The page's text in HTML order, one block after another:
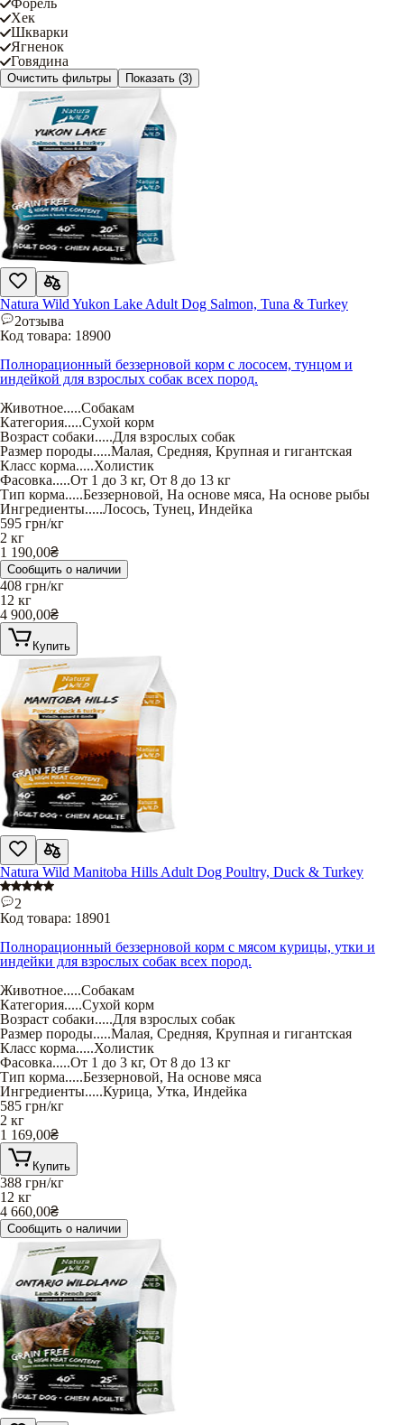
Хек
Шкварки
Ягненок
Говядина
Очистить фильтры Показать (3)
Natura Wild Yukon Lake Adult Dog Salmon, Tuna & Turkey
2отзыва
Код товара: 18900
Полнорационный беззерновой корм с лососем, тунцом и
индейкой для взрослых собак всех пород.
Животное.....Собакам
Категория.....Сухой корм
Возраст собаки.....Для взрослых собак
Размер породы.....Малая, Средняя, Крупная и гигантская
Класс корма.....Холистик
Фасовка.....От 1 до 3 кг, От 8 до 13 кг
Тип корма.....Беззерновой, На основе мяса, На основе рыбы
Ингредиенты.....Лосось, Тунец, Индейка
595 грн/кг
2 кг
1 190,00₴
Сообщить о наличии
408 грн/кг
12 кг
4 900,00₴
Купить
Natura Wild Manitoba Hills Adult Dog Poultry, Duck & Turkey
2
Код товара: 18901
Полнорационный беззерновой корм с мясом курицы, утки и
индейки для взрослых собак всех пород.
Животное.....Собакам
Категория.....Сухой корм
Возраст собаки.....Для взрослых собак
Размер породы.....Малая, Средняя, Крупная и гигантская
Класс корма.....Холистик
Фасовка.....От 1 до 3 кг, От 8 до 13 кг
Тип корма.....Беззерновой, На основе мяса
Ингредиенты.....Курица, Утка, Индейка
585 грн/кг
2 кг
1 169,00₴
Купить
388 грн/кг
12 кг
4 660,00₴
Сообщить о наличии